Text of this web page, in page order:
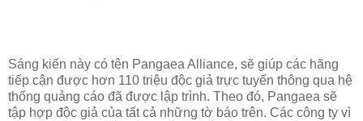
Sáng kiến này có tên Pangaea Alliance, sẽ giúp các hãng
tiếp cận được hơn 110 triệu độc giả trực tuyến thông qua hệ
thống quảng cáo đã được lập trình. Theo đó, Pangaea sẽ
tập hợp độc giả của tất cả những tờ báo trên. Các công ty vì